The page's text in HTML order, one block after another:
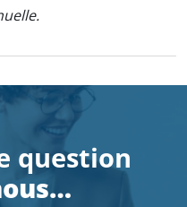
question